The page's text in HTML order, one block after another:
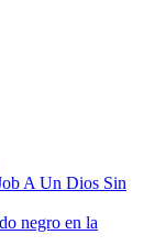
A Un Dios Sin
negro en la